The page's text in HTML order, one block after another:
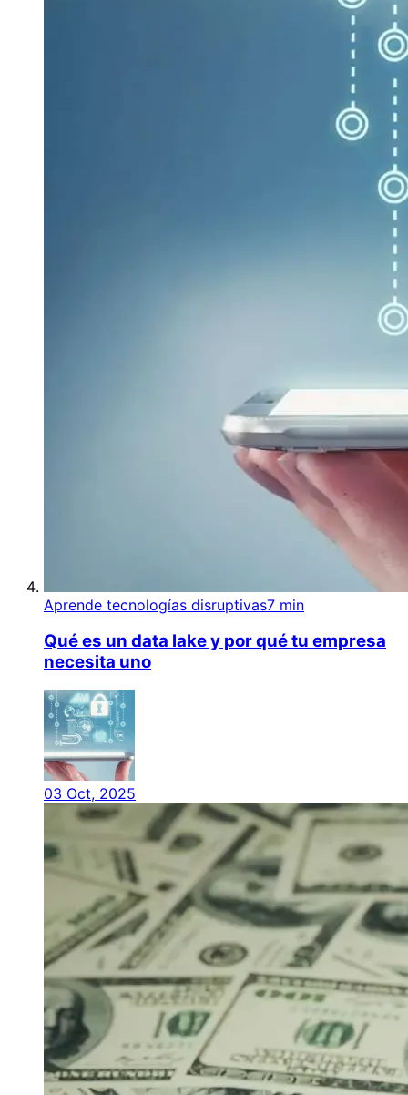
Aprende tecnologías disruptivas7 min
Qué es un data lake y por qué tu empresa
necesita uno
03 Oct, 2025